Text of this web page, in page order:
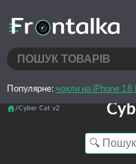
Популярне: чохли на iPhone 18
Cyber Cat v2